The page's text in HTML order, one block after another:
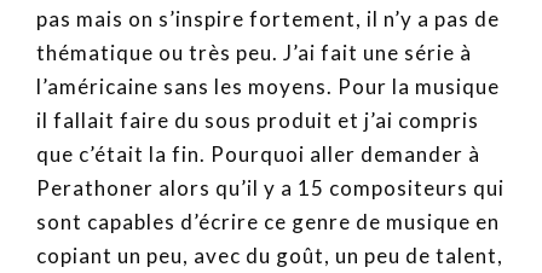
pas mais on s’inspire fortement, il n’y a pas de
thématique ou très peu. J’ai fait une série à
l’américaine sans les moyens. Pour la musique
il fallait faire du sous produit et j’ai compris
que c’était la fin. Pourquoi aller demander à
Perathoner alors qu’il y a 15 compositeurs qui
sont capables d’écrire ce genre de musique en
copiant un peu, avec du goût, un peu de talent,